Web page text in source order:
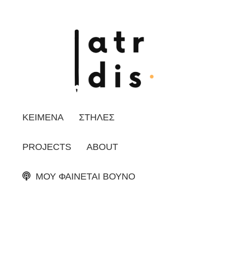
ΚΕΙΜΕΝΑ ΣΤΗΛΕΣ
PROJECTS ABOUT
ΜΟΥ ΦΑΙΝΕΤΑΙ ΒΟΥΝΟ